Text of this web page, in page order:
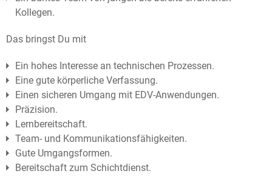
Kollegen.
Das bringst Du mit
Ein hohes Interesse an technischen Prozessen.
Eine gute körperliche Verfassung.
Einen sicheren Umgang mit EDV-Anwendungen.
Präzision.
Lernbereitschaft.
Team- und Kommunikationsfähigkeiten.
Gute Umgangsformen.
Bereitschaft zum Schichtdienst.